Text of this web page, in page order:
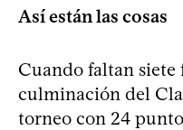
Así están las cosas
Cuando faltan siete
culminación del
torneo con 24